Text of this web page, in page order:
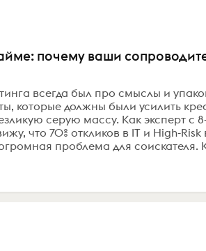
почему ваши
всегда был про смыслы и
которые должны были усилить
серую массу. Как эксперт с
что 70% откликов в IT и High-
проблема для соискателя.